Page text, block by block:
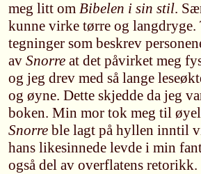
meg litt om Bibelen i sin stil.
kunne virke tørre og
tegninger som beskrev
av Snorre at det påvirket meg
og jeg drev med så lange
og øyne. Dette skjedde da jeg
boken. Min mor tok meg til
Snorre ble lagt på hyllen inntil
hans likesinnede levde i min
også del av overflatens retorikk.